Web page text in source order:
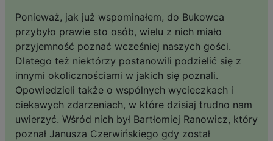
Ponieważ, jak już wspominałem, do Bukowca
przybyło prawie sto osób, wielu z nich miało
przyjemność poznać wcześniej naszych gości.
Dlatego też niektórzy postanowili podzielić się z
innymi okolicznościami w jakich się poznali.
Opowiedzieli także o wspólnych wycieczkach i
ciekawych zdarzeniach, w które dzisiaj trudno nam
uwierzyć. Wśród nich był Bartłomiej Ranowicz, który
poznał Janusza Czerwińskiego gdy został